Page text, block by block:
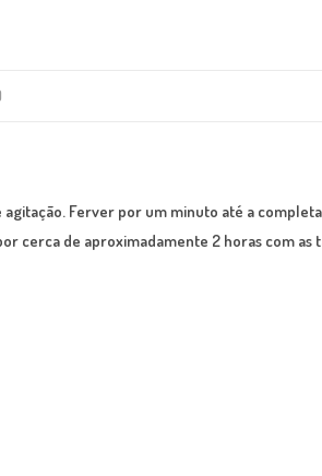
Ferver por um minuto até a
cerca de aproximadamente 2 horas com